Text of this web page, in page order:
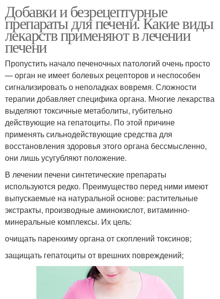
Добавки и безрецептурные
препараты для печени. Какие виды
лекарств применяют в лечении
печени
Пропустить начало печеночных патологий очень просто
— орган не имеет болевых рецепторов и неспособен
сигнализировать о неполадках вовремя. Сложности
терапии добавляет специфика органа. Многие лекарства
выделяют токсичные метаболиты, губительно
действующие на гепатоциты. По этой причине
применять сильнодействующие средства для
восстановления здоровья этого органа бессмысленно,
они лишь усугубляют положение.
В лечении печени синтетические препараты
используются редко. Преимущество перед ними имеют
выпускаемые на натуральной основе: растительные
экстракты, производные аминокислот, витаминно-
минеральные комплексы. Их цель:
очищать паренхиму органа от скоплений токсинов;
защищать гепатоциты от врешних повреждений;